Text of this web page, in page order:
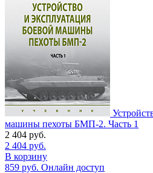
машины пехоты БМП-2. Часть 1
2 404 руб.
2 404 руб.
В корзину
859 руб. Онлайн доступ